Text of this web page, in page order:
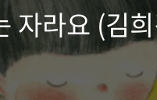
자라요 (김